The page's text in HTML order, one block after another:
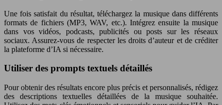
Une fois satisfait du résultat, téléchargez la musique dans différents
formats de fichiers (MP3, WAV, etc.). Intégrez ensuite la musique
dans vos vidéos, podcasts, publicités ou posts sur les réseaux
sociaux. Assurez-vous de respecter les droits d’auteur et de créditer
la plateforme d’IA si nécessaire.
Utiliser des prompts textuels détaillés
Pour obtenir des résultats encore plus précis et personnalisés, rédigez
des descriptions textuelles détaillées de la musique souhaitée.